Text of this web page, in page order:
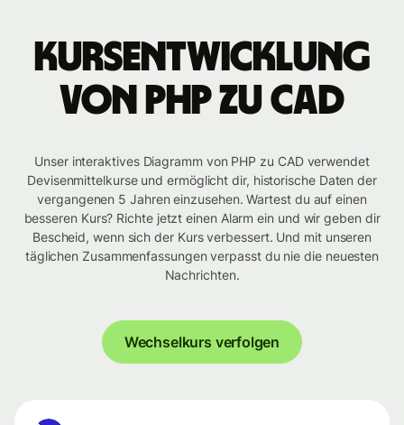
Kursentwicklung
von PHP zu CAD
Unser interaktives Diagramm von PHP zu CAD verwendet
Devisenmittelkurse und ermöglicht dir, historische Daten der
vergangenen 5 Jahren einzusehen. Wartest du auf einen
besseren Kurs? Richte jetzt einen Alarm ein und wir geben dir
Bescheid, wenn sich der Kurs verbessert. Und mit unseren
täglichen Zusammenfassungen verpasst du nie die neuesten
Nachrichten.
Wechselkurs verfolgen